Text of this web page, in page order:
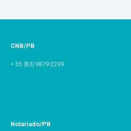
CNB/PB
+ 55 (83) 9879-2299
Notariado/PB